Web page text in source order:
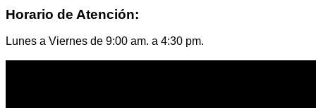
Horario de Atención:
Lunes a Viernes de 9:00 am. a 4:30 pm.